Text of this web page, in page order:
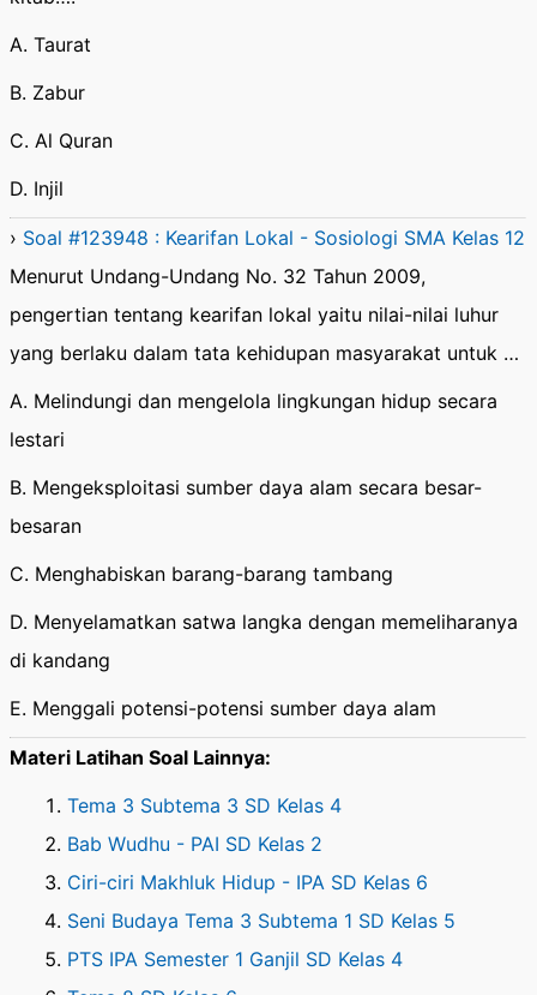
A. Taurat
B. Zabur
C. Al Quran
D. Injil
› Soal #123948 : Kearifan Lokal - Sosiologi SMA Kelas 12
Menurut Undang-Undang No. 32 Tahun 2009,
pengertian tentang kearifan lokal yaitu nilai-nilai luhur
yang berlaku dalam tata kehidupan masyarakat untuk …
A. Melindungi dan mengelola lingkungan hidup secara
lestari
B. Mengeksploitasi sumber daya alam secara besar-
besaran
C. Menghabiskan barang-barang tambang
D. Menyelamatkan satwa langka dengan memeliharanya
di kandang
E. Menggali potensi-potensi sumber daya alam
Materi Latihan Soal Lainnya:
Tema 3 Subtema 3 SD Kelas 4
Bab Wudhu - PAI SD Kelas 2
Ciri-ciri Makhluk Hidup - IPA SD Kelas 6
Seni Budaya Tema 3 Subtema 1 SD Kelas 5
PTS IPA Semester 1 Ganjil SD Kelas 4